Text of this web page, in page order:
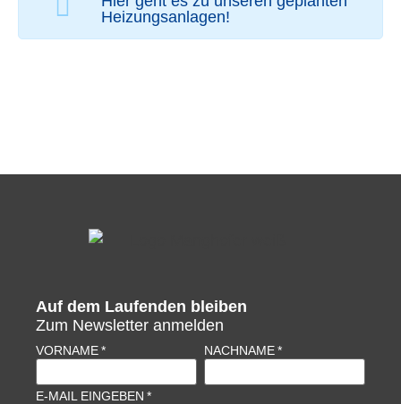
Heizungsanlagen!
Auf dem Laufenden bleiben
Zum Newsletter anmelden
VORNAME NACHNAME
E-MAIL EINGEBEN